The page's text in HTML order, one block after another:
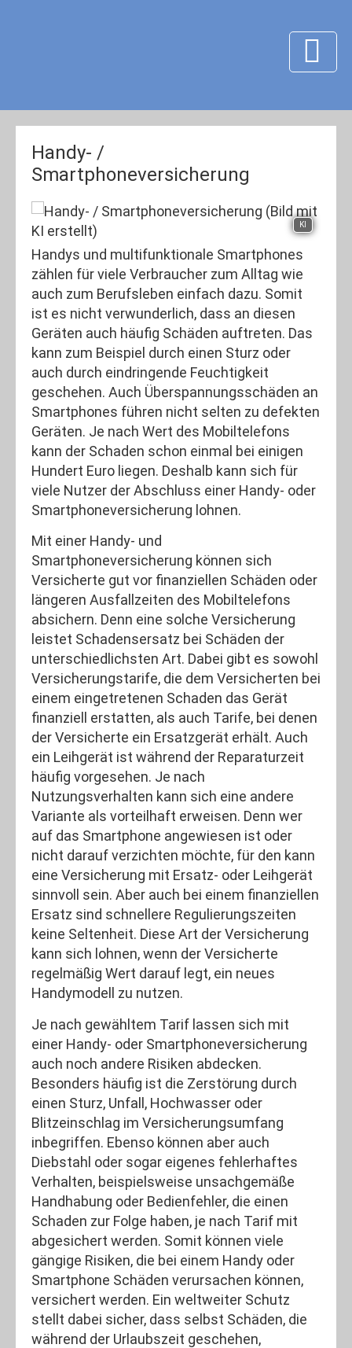
Handy- /
Smartphoneversicherung
KI
Handys und multifunktionale Smartphones
zählen für viele Verbraucher zum Alltag wie
auch zum Berufsleben einfach dazu. Somit
ist es nicht verwunderlich, dass an diesen
Geräten auch häufig Schäden auftreten. Das
kann zum Beispiel durch einen Sturz oder
auch durch eindringende Feuchtigkeit
geschehen. Auch Überspannungsschäden an
Smartphones führen nicht selten zu defekten
Geräten. Je nach Wert des Mobiltelefons
kann der Schaden schon einmal bei einigen
Hundert Euro liegen. Deshalb kann sich für
viele Nutzer der Abschluss einer Handy- oder
Smartphoneversicherung lohnen.
Mit einer Handy- und
Smartphoneversicherung können sich
Versicherte gut vor finanziellen Schäden oder
längeren Ausfallzeiten des Mobiltelefons
absichern. Denn eine solche Versicherung
leistet Schadensersatz bei Schäden der
unterschiedlichsten Art. Dabei gibt es sowohl
Versicherungstarife, die dem Versicherten bei
einem eingetretenen Schaden das Gerät
finanziell erstatten, als auch Tarife, bei denen
der Versicherte ein Ersatzgerät erhält. Auch
ein Leihgerät ist während der Reparaturzeit
häufig vorgesehen. Je nach
Nutzungsverhalten kann sich eine andere
Variante als vorteilhaft erweisen. Denn wer
auf das Smartphone angewiesen ist oder
nicht darauf verzichten möchte, für den kann
eine Versicherung mit Ersatz- oder Leihgerät
sinnvoll sein. Aber auch bei einem finanziellen
Ersatz sind schnellere Regulierungszeiten
keine Seltenheit. Diese Art der Versicherung
kann sich lohnen, wenn der Versicherte
regelmäßig Wert darauf legt, ein neues
Handymodell zu nutzen.
Je nach gewähltem Tarif lassen sich mit
einer Handy- oder Smartphoneversicherung
auch noch andere Risiken abdecken.
Besonders häufig ist die Zerstörung durch
einen Sturz, Unfall, Hochwasser oder
Blitzeinschlag im Versicherungsumfang
inbegriffen. Ebenso können aber auch
Diebstahl oder sogar eigenes fehlerhaftes
Verhalten, beispielsweise unsachgemäße
Handhabung oder Bedienfehler, die einen
Schaden zur Folge haben, je nach Tarif mit
abgesichert werden. Somit können viele
gängige Risiken, die bei einem Handy oder
Smartphone Schäden verursachen können,
versichert werden. Ein weltweiter Schutz
stellt dabei sicher, dass selbst Schäden, die
während der Urlaubszeit geschehen,